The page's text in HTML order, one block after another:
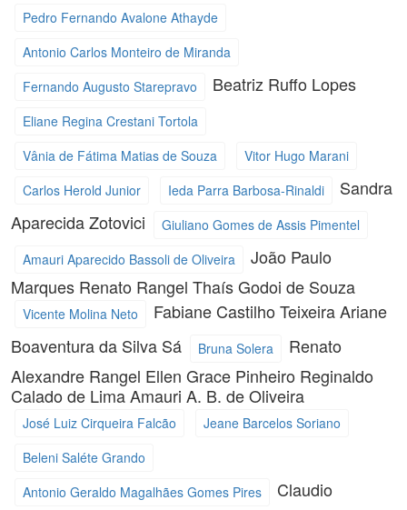
Pedro Fernando Avalone Athayde
Antonio Carlos Monteiro de Miranda
Fernando Augusto Starepravo
Beatriz Ruffo Lopes
Eliane Regina Crestani Tortola
Vânia de Fátima Matias de Souza
Vitor Hugo Marani
Carlos Herold Junior
Ieda Parra Barbosa-Rinaldi
Sandra
Aparecida Zotovici
Giuliano Gomes de Assis Pimentel
Amauri Aparecido Bassoli de Oliveira
João Paulo
Marques Renato Rangel Thaís Godoi de Souza
Vicente Molina Neto Fabiane Castilho TeixeiraAriane
Boaventura da Silva Sá
Bruna Solera
Renato
Alexandre Rangel Ellen Grace Pinheiro Reginaldo
Calado de LimaAmauri A. B. de Oliveira
José Luiz Cirqueira Falcão
Jeane Barcelos Soriano
Beleni Saléte Grando
Antonio Geraldo Magalhães Gomes Pires
Claudio